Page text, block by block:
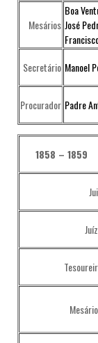
Mesários
Boa
José
Secretário Manoel
Procurador Padre
1858 – 1859